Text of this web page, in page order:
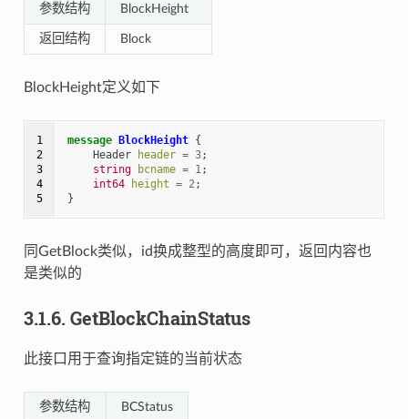
参数结构 BlockHeight
返回结构 Block
BlockHeight定义如下
1
2
3
4
5
message BlockHeight {
Header
header = 3;
string
bcname = 1;
int64
height = 2;
}
同GetBlock类似，id换成整型的高度即可，返回内容也
是类似的
3.1.6. GetBlockChainStatus
此接口用于查询指定链的当前状态
参数结构 BCStatus